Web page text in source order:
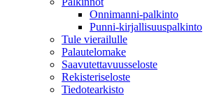
Onnimanni-palkinto
Punni-kirjallisuuspalkinto
Tule vierailulle
Palautelomake
Saavutettavuusseloste
Rekisteriseloste
Tiedotearkisto